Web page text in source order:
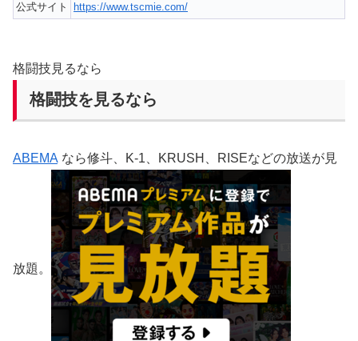
公式サイト
https://www.tscmie.com/
格闘技見るなら
格闘技を見るなら
ABEMA なら修斗、K-1、KRUSH、RISEなどの放送が見
放題。